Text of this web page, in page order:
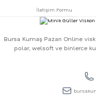
İletişim Formu
Bursa Kumaş Pazarı Online
polar, welsoft ve binlerce